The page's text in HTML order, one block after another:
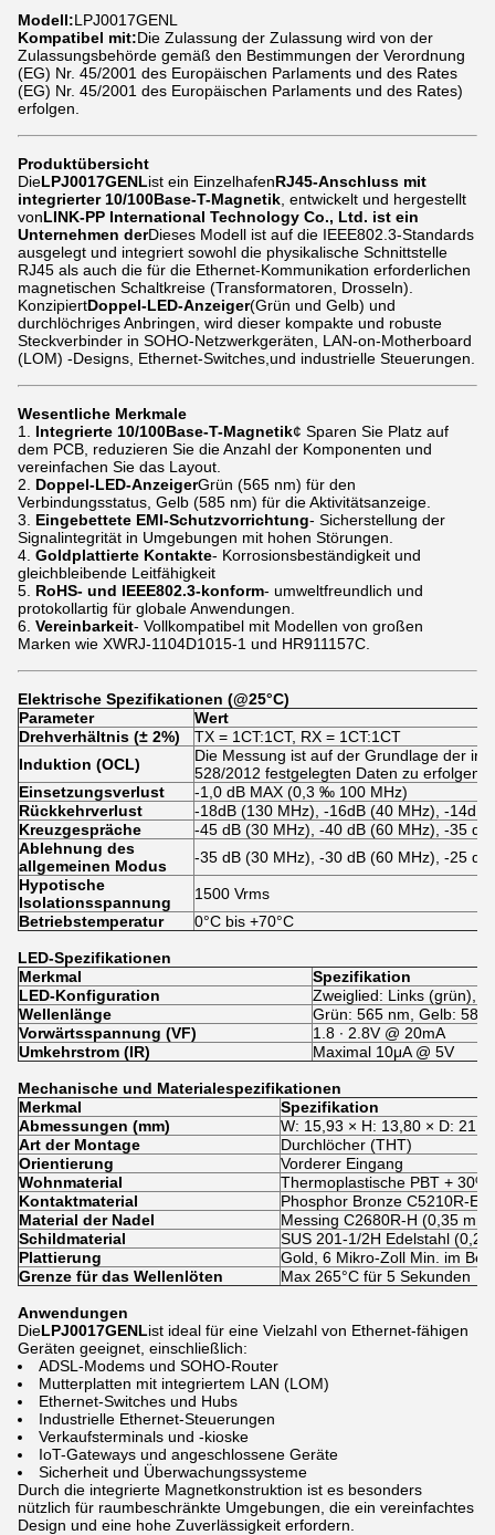
Modell:LPJ0017GENL
Kompatibel mit:Die Zulassung der Zulassung wird von der
Zulassungsbehörde gemäß den Bestimmungen der Verordnung
(EG) Nr. 45/2001 des Europäischen Parlaments und des Rates
(EG) Nr. 45/2001 des Europäischen Parlaments und des Rates)
erfolgen.
Produktübersicht
DieLPJ0017GENList ein EinzelhafenRJ45-Anschluss mit
integrierter 10/100Base-T-Magnetik , entwickelt und hergestellt
vonLINK-PP International Technology Co., Ltd. ist ein
Unternehmen derDieses Modell ist auf die IEEE802.3-Standards
ausgelegt und integriert sowohl die physikalische Schnittstelle
RJ45 als auch die für die Ethernet-Kommunikation erforderlichen
magnetischen Schaltkreise (Transformatoren, Drosseln).
KonzipiertDoppel-LED-Anzeiger(Grün und Gelb) und
durchlöchriges Anbringen, wird dieser kompakte und robuste
Steckverbinder in SOHO-Netzwerkgeräten, LAN-on-Motherboard
(LOM) -Designs, Ethernet-Switches,und industrielle Steuerungen.
Wesentliche Merkmale
Integrierte 10/100Base-T-Magnetik¢ Sparen Sie Platz auf
dem PCB, reduzieren Sie die Anzahl der Komponenten und
vereinfachen Sie das Layout.
Doppel-LED-AnzeigerGrün (565 nm) für den
Verbindungsstatus, Gelb (585 nm) für die Aktivitätsanzeige.
Eingebettete EMI-Schutzvorrichtung- Sicherstellung der
Signalintegrität in Umgebungen mit hohen Störungen.
Goldplattierte Kontakte- Korrosionsbeständigkeit und
gleichbleibende Leitfähigkeit
RoHS- und IEEE802.3-konform- umweltfreundlich und
protokollartig für globale Anwendungen.
Vereinbarkeit- Vollkompatibel mit Modellen von großen
Marken wie XWRJ-1104D1015-1 und HR911157C.
Elektrische Spezifikationen (@25°C)
Parameter
Wert
Drehverhältnis (± 2%)
TX = 1CT:1CT, RX = 1CT:1CT
Induktion (OCL)
Die Messung ist auf der Grundlage der in
528/2012 festgelegten Daten zu erfolgen.
Einsetzungsverlust
-1,0 dB MAX (0,3 ‰ 100 MHz)
Rückkehrverlust
-18dB (130 MHz), -16dB (40 MHz), -14dB
Kreuzgespräche
-45 dB (30 MHz), -40 dB (60 MHz), -35
Ablehnung des
allgemeinen Modus
-35 dB (30 MHz), -30 dB (60 MHz), -25
Hypotische
Isolationsspannung
1500 Vrms
Betriebstemperatur
0°C bis +70°C
LED-Spezifikationen
Merkmal
Spezifikation
LED-Konfiguration
Zweiglied: Links (grün),
Wellenlänge
Grün: 565 nm, Gelb: 585
Vorwärtsspannung (VF)
1.8 ∙ 2.8V @ 20mA
Umkehrstrom (IR)
Maximal 10μA @ 5V
Mechanische und Materialespezifikationen
Merkmal
Spezifikation
Abmessungen (mm)
W: 15,93 × H: 13,80 × D:
Art der Montage
Durchlöcher (THT)
Orientierung
Vorderer Eingang
Wohnmaterial
Thermoplastische PBT + 30%
Kontaktmaterial
Phosphor Bronze C5210R-
Material der Nadel
Messing C2680R-H (0,35 mm
Schildmaterial
SUS 201-1/2H Edelstahl (0,2
Plattierung
Gold, 6 Mikro-Zoll Min. im
Grenze für das Wellenlöten
Max 265°C für 5 Sekunden
Anwendungen
DieLPJ0017GENList ideal für eine Vielzahl von Ethernet-fähigen
Geräten geeignet, einschließlich:
ADSL-Modems und SOHO-Router
Mutterplatten mit integriertem LAN (LOM)
Ethernet-Switches und Hubs
Industrielle Ethernet-Steuerungen
Verkaufsterminals und -kioske
IoT-Gateways und angeschlossene Geräte
Sicherheit und Überwachungssysteme
Durch die integrierte Magnetkonstruktion ist es besonders
nützlich für raumbeschränkte Umgebungen, die ein vereinfachtes
Design und eine hohe Zuverlässigkeit erfordern.